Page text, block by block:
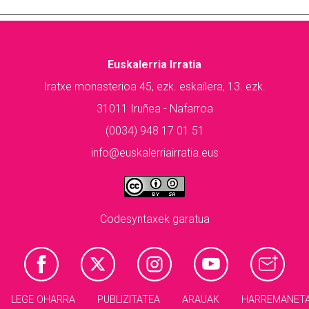
Euskalerria Irratia
Iratxe monasterioa 45, ezk. eskailera, 13. ezk.
31011 Iruñea - Nafarroa
(0034) 948 17 01 51
info@euskalerriairratia.eus
Codesyntaxek garatua
LEGE OHARRA PUBLIZITATEA ARAUAK